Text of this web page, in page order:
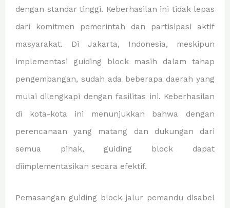
dengan standar tinggi. Keberhasilan ini tidak lepas
dari komitmen pemerintah dan partisipasi aktif
masyarakat. Di Jakarta, Indonesia, meskipun
implementasi guiding block masih dalam tahap
pengembangan, sudah ada beberapa daerah yang
mulai dilengkapi dengan fasilitas ini. Keberhasilan
di kota-kota ini menunjukkan bahwa dengan
perencanaan yang matang dan dukungan dari
semua pihak, guiding block dapat
diimplementasikan secara efektif.
Pemasangan guiding block jalur pemandu disabel